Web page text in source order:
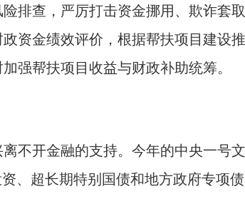
排查，严厉打击资金挪用、欺诈套
资金绩效评价，根据帮扶项目建设
强帮扶项目收益与财政补助统筹。
不开金融的支持。今年的中央一号
、超长期特别国债和地方政府专项